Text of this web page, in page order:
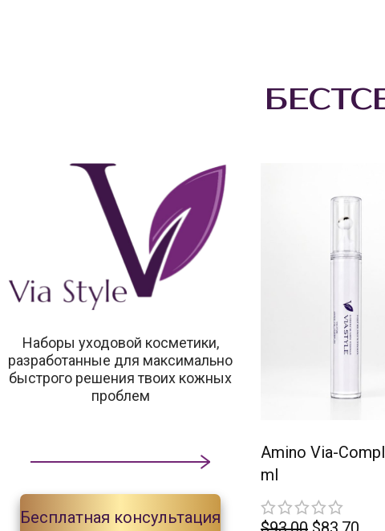
Наборы уходовой косметики,
разработанные для максимально
быстрого решения твоих кожных
проблем
Бесплатная консультация
10%
Amino Via-
ml